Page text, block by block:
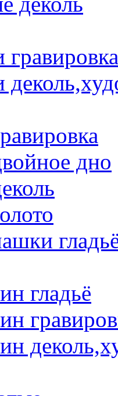
дно
гладьё